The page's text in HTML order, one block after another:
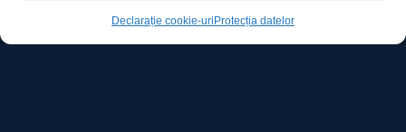
Declarație cookie-uri Protecția datelor
Ro Image SRL
Strada Mihai Eminescu, nr. 142, et.7, ap. 23,